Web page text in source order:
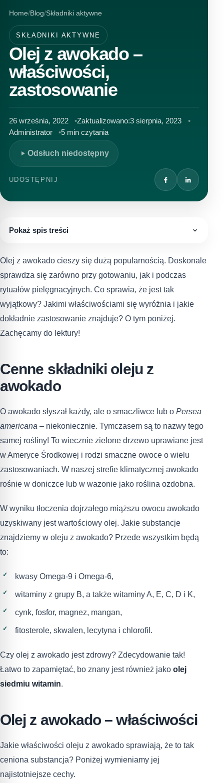
Home Blog Składniki aktywne
SKŁADNIKI AKTYWNE
Olej z awokado –
właściwości,
zastosowanie
26 września, 2022 Zaktualizowano:3 sierpnia, 2023
Administrator
5 min czytania
Odsłuch niedostępny
UDOSTĘPNIJ
Pokaż spis treści
Olej z awokado cieszy się dużą popularnością. Doskonale
sprawdza się zarówno przy gotowaniu, jak i podczas
rytuałów pielęgnacyjnych. Co sprawia, że jest tak
wyjątkowy? Jakimi właściwościami się wyróżnia i jakie
dokładnie zastosowanie znajduje? O tym poniżej.
Zachęcamy do lektury!
Cenne składniki oleju z
awokado
O awokado słyszał każdy, ale o smaczliwce lub o Persea
americana – niekoniecznie. Tymczasem są to nazwy tego
samej rośliny! To wiecznie zielone drzewo uprawiane jest
w Ameryce Środkowej i rodzi smaczne owoce o wielu
zastosowaniach. W naszej strefie klimatycznej awokado
rośnie w doniczce lub w wazonie jako roślina ozdobna.
W wyniku tłoczenia dojrzałego miąższu owocu awokado
uzyskiwany jest wartościowy olej. Jakie substancje
znajdziemy w oleju z awokado? Przede wszystkim będą
to:
kwasy Omega-9 i Omega-6,
witaminy z grupy B, a także witaminy A, E, C, D i K,
cynk, fosfor, magnez, mangan,
fitosterole, skwalen, lecytyna i chlorofil.
Czy olej z awokado jest zdrowy? Zdecydowanie tak!
Łatwo to zapamiętać, bo znany jest również jako olej
siedmiu witamin.
Olej z awokado – właściwości
Jakie właściwości oleju z awokado sprawiają, że to tak
ceniona substancja? Poniżej wymieniamy jej
najistotniejsze cechy.